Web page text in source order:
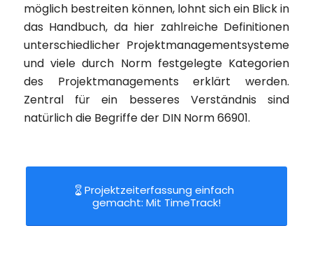
möglich bestreiten können, lohnt sich ein Blick in
das Handbuch, da hier zahlreiche Definitionen
unterschiedlicher Projektmanagementsysteme
und viele durch Norm festgelegte Kategorien
des Projektmanagements erklärt werden.
Zentral für ein besseres Verständnis sind
natürlich die Begriffe der DIN Norm 66901.
Projektzeiterfassung einfach
gemacht: Mit TimeTrack!